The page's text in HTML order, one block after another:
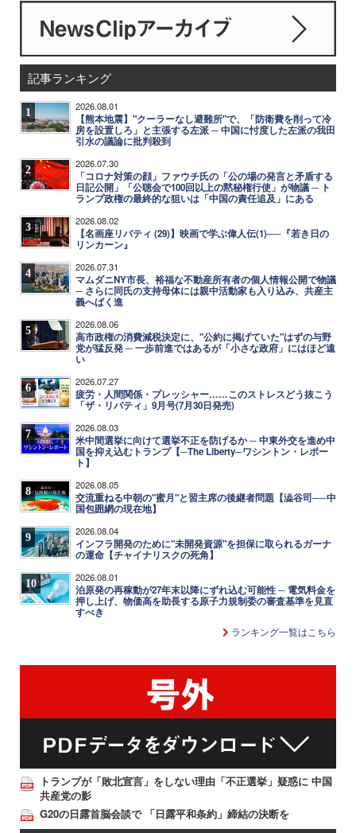
記事ランキング
1 2026.08.01
【熊本地震】"クーラーなし避難所"で、「防衛費を削って冷
房を設置しろ」と主張する左派 ─ 中国に忖度した左派の我田
引水の議論に批判殺到
2 2026.07.30
「コロナ対策の顔」ファウチ氏の「公の場の発言と矛盾する
日記公開」「公聴会で100回以上の黙秘権行使」が物議 ─ ト
ランプ政権の最終的な狙いは「中国の責任追及」にある
3 2026.08.02
【名画座リバティ (29)】映画で学ぶ偉人伝(1)──『若き日の
リンカーン』
4 2026.07.31
マムダニNY市長、裕福な不動産所有者の個人情報公開で物議
─ さらに同氏の支持母体には親中活動家も入り込み、共産主
義へばく進
5 2026.08.06
高市政権の消費減税決定に、"公約に掲げていた"はずの与野
党が猛反発 ─ 一歩前進ではあるが「小さな政府」にはほど遠
い
6 2026.07.27
疲労・人間関係・プレッシャー……このストレスどう抜こう
「ザ・リバティ」9月号(7月30日発売)
7 2026.08.03
米中間選挙に向けて選挙不正を防げるか ─ 中東外交を進め中
国を抑え込むトランプ【─The Liberty─ワシントン・レポー
ト】
8 2026.08.05
交流重ねる中朝の"蜜月"と習主席の後継者問題【澁谷司──中
国包囲網の現在地】
9 2026.08.04
インフラ開発のために"未開発資源"を担保に取られるガーナ
の運命【チャイナリスクの死角】
10 2026.08.01
泊原発の再稼動が27年末以降にずれ込む可能性 ─ 電気料金を
押し上げ、物価高を助長する原子力規制委の審査基準を見直
すべき
ランキング一覧はこちら
トランプが「敗北宣言」をしない理由「不正選挙」疑惑に 中国
共産党の影
G20の日露首脳会談で 「日露平和条約」締結の決断を